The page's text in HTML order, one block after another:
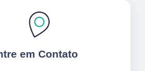
em Contato